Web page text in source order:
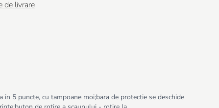
de livrare
5 puncte, cu tampoane moi;bara de protectie se deschide